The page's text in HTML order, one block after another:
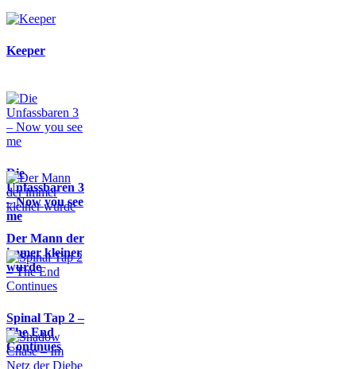
Keeper
Die
Unfassbaren 3
– Now you see
me
Der Mann der
immer kleiner
wurde
Spinal Tap 2 –
The End
Continues